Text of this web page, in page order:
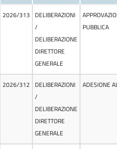
2026/313
DELIBERAZIONI
/
DELIBERAZIONE
DIRETTORE
GENERALE
PUBBLICA
2026/312
DELIBERAZIONI
/
DELIBERAZIONE
DIRETTORE
GENERALE
ADESIONE